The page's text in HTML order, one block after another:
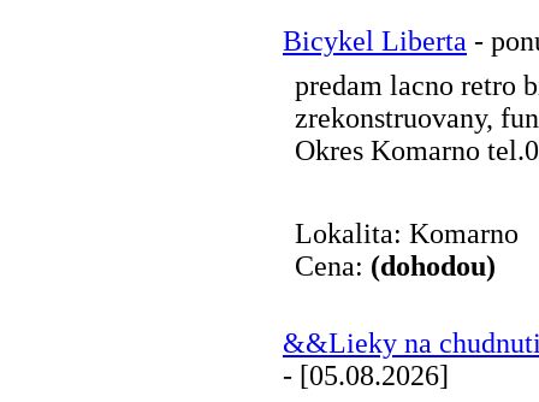
Bicykel Liberta -
predam lacno retro
zrekonstruovany,
Okres Komarno
Lokalita: Komarno
Cena: (dohodou)
&&Lieky na
- [05.08.2026]